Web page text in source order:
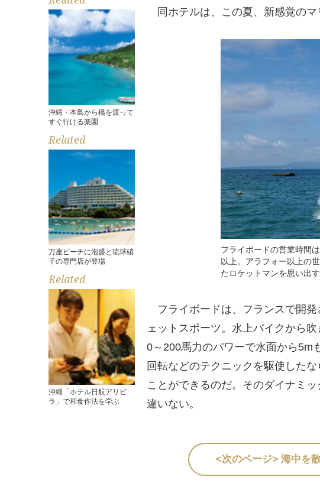
沖縄・本島から橋を渡って
すぐ行ける楽園
Related
万座ビーチに泡盛と琉球硝
子の専門店が登場
Related
沖縄「ホテル日航アリビ
ラ」で和食作法を学ぶ
同ホテルは、この夏、新感覚のマ
フライボードの営業時間
以上。アラフォー以上の
たロケットマンを思い出
フライボードは、フランスで開
ェットスポーツ。水上バイクから
0～200馬力のパワーで水面から5m
回転などのテクニックを駆使した
ことができるのだ。そのダイナミ
違いない。
<次のページ> 海中を